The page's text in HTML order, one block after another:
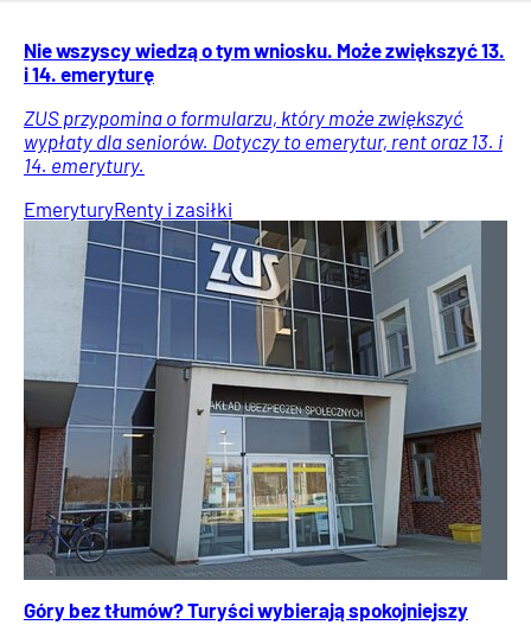
Nie wszyscy wiedzą o tym wniosku. Może zwiększyć 13.
i 14. emeryturę
ZUS przypomina o formularzu, który może zwiększyć
wypłaty dla seniorów. Dotyczy to emerytur, rent oraz 13. i
14. emerytury.
EmeryturyRenty i zasiłki
Góry bez tłumów? Turyści wybierają spokojniejszy